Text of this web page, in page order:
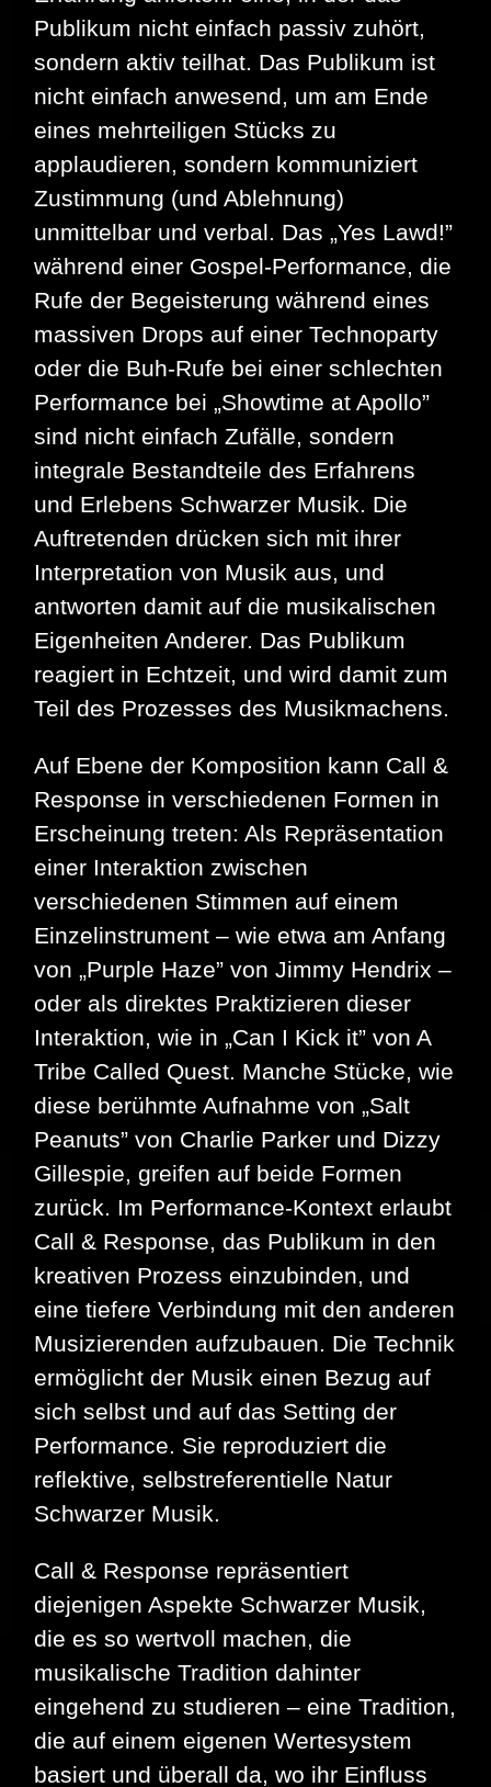
Publikum nicht einfach passiv zuhört,
sondern aktiv teilhat. Das Publikum ist
nicht einfach anwesend, um am Ende
eines mehrteiligen Stücks zu
applaudieren, sondern kommuniziert
Zustimmung (und Ablehnung)
unmittelbar und verbal. Das „Yes Lawd!”
während einer Gospel-Performance, die
Rufe der Begeisterung während eines
massiven Drops auf einer Technoparty
oder die Buh-Rufe bei einer schlechten
Performance bei „Showtime at Apollo”
sind nicht einfach Zufälle, sondern
integrale Bestandteile des Erfahrens
und Erlebens Schwarzer Musik. Die
Auftretenden drücken sich mit ihrer
Interpretation von Musik aus, und
antworten damit auf die musikalischen
Eigenheiten Anderer. Das Publikum
reagiert in Echtzeit, und wird damit zum
Teil des Prozesses des Musikmachens.
Auf Ebene der Komposition kann Call &
Response in verschiedenen Formen in
Erscheinung treten: Als Repräsentation
einer Interaktion zwischen
verschiedenen Stimmen auf einem
Einzelinstrument – wie etwa am Anfang
von „Purple Haze” von Jimmy Hendrix –
oder als direktes Praktizieren dieser
Interaktion, wie in „Can I Kick it” von A
Tribe Called Quest. Manche Stücke, wie
diese berühmte Aufnahme von „Salt
Peanuts” von Charlie Parker und Dizzy
Gillespie, greifen auf beide Formen
zurück. Im Performance-Kontext erlaubt
Call & Response, das Publikum in den
kreativen Prozess einzubinden, und
eine tiefere Verbindung mit den anderen
Musizierenden aufzubauen. Die Technik
ermöglicht der Musik einen Bezug auf
sich selbst und auf das Setting der
Performance. Sie reproduziert die
reflektive, selbstreferentielle Natur
Schwarzer Musik.
Call & Response repräsentiert
diejenigen Aspekte Schwarzer Musik,
die es so wertvoll machen, die
musikalische Tradition dahinter
eingehend zu studieren – eine Tradition,
die auf einem eigenen Wertesystem
basiert und überall da, wo ihr Einfluss